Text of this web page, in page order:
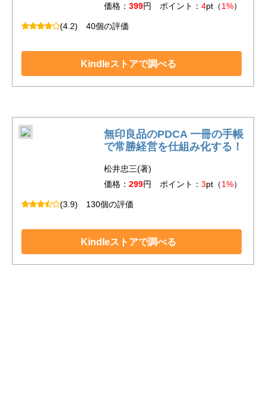
価格： 399円 ポイント： 4pt（1%）
(4.2) 40個の評価
Kindleストアで調べる
無印良品のPDCA 一冊の手帳
で常勝経営を仕組み化する！
松井忠三(著)
価格： 299円 ポイント： 3pt（1%）
(3.9) 130個の評価
Kindleストアで調べる